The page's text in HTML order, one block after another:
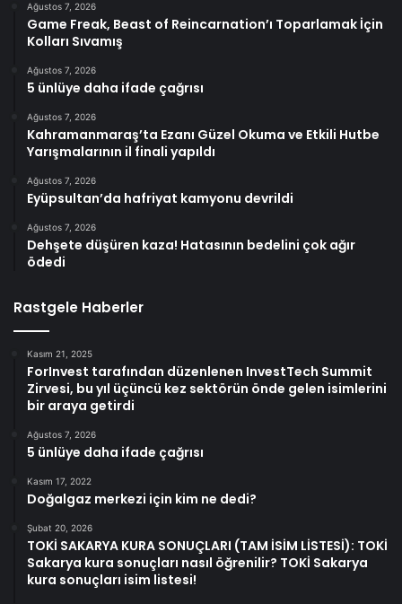
Ağustos 7, 2026
Game Freak, Beast of Reincarnation’ı Toparlamak İçin
Kolları Sıvamış
Ağustos 7, 2026
5 ünlüye daha ifade çağrısı
Ağustos 7, 2026
Kahramanmaraş’ta Ezanı Güzel Okuma ve Etkili Hutbe
Yarışmalarının il finali yapıldı
Ağustos 7, 2026
Eyüpsultan’da hafriyat kamyonu devrildi
Ağustos 7, 2026
Dehşete düşüren kaza! Hatasının bedelini çok ağır
ödedi
Rastgele Haberler
Kasım 21, 2025
ForInvest tarafından düzenlenen InvestTech Summit
Zirvesi, bu yıl üçüncü kez sektörün önde gelen isimlerini
bir araya getirdi
Ağustos 7, 2026
5 ünlüye daha ifade çağrısı
Kasım 17, 2022
Doğalgaz merkezi için kim ne dedi?
Şubat 20, 2026
TOKİ SAKARYA KURA SONUÇLARI (TAM İSİM LİSTESİ): TOKİ
Sakarya kura sonuçları nasıl öğrenilir? TOKİ Sakarya
kura sonuçları isim listesi!